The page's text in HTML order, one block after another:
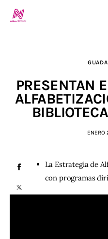
TV en Vivo
Jalisco Noticias
Jalisco TV
Jalisco RADIO /
PRESENTAN
La Estrategia de
con programas